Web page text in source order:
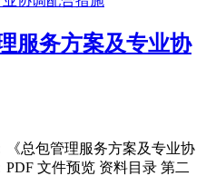
服务方案及专业协
《总包管理服务方案及专业协
文件预览 资料目录 第二